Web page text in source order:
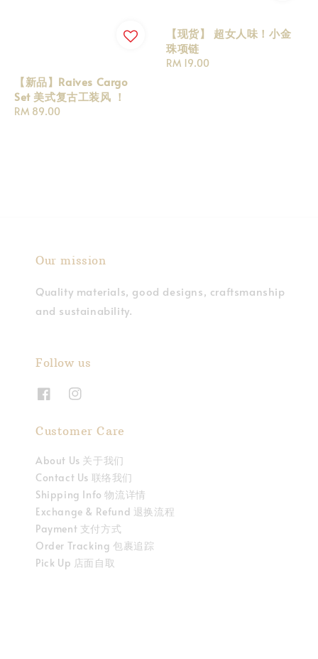
【新品】Raives Cargo
Set 美式复古工装风 ！
Regular
RM 89.00
【现货】 超女人味！小金
珠项链
Regular
RM 19.00
Our mission
Quality materials, good designs, craftsmanship
and sustainability.
Follow us
Customer Care
About Us 关于我们
Contact Us 联络我们
Shipping Info 物流详情
Exchange & Refund 退换流程
Payment 支付方式
Order Tracking 包裹追踪
Pick Up 店面自取